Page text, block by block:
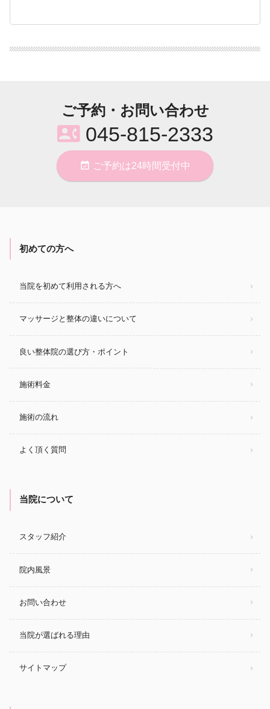
ご予約・お問い合わせ
contact_phone 045-815-2333
event_available ご予約は24時間受付中
初めての方へ
当院を初めて利用される方へ
マッサージと整体の違いについて
良い整体院の選び方・ポイント
施術料金
施術の流れ
よく頂く質問
当院について
スタッフ紹介
院内風景
お問い合わせ
当院が選ばれる理由
サイトマップ